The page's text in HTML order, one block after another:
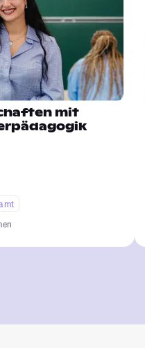
mit